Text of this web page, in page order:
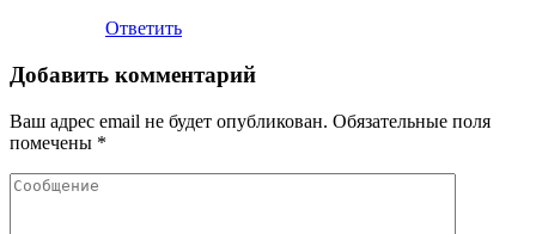
Ответить
Добавить комментарий
Ваш адрес email не будет опубликован. Обязательные поля
помечены *